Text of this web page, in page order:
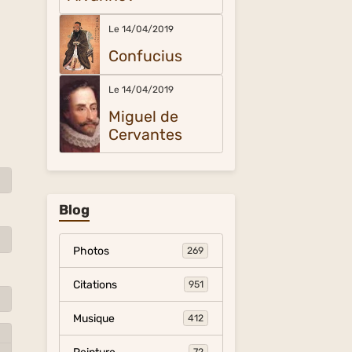
Le 14/04/2019
Confucius
Le 14/04/2019
Miguel de
Cervantes
Blog
Photos 269
Citations 951
Musique 412